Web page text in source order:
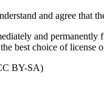
and agree
and
best choice of
BY-SA)